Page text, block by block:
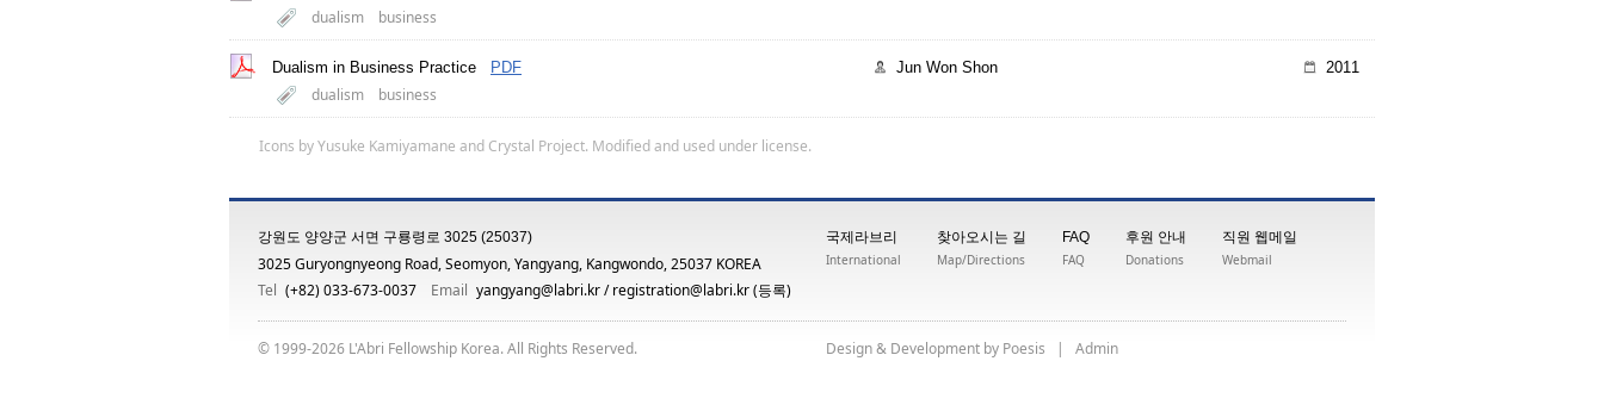
dualism business
Dualism in Business Practice PDF Jun Won Shon 2011
dualism business
Icons byYusuke Kamiyamane and Crystal Project. Modified and used under license.
강원도 양양군 서면 구룡령로 3025 (25037)
3025 Guryongnyeong Road, Seomyon, Yangyang, Kangwondo, 25037 KOREA
Tel (+82) 033-673-0037 Email yangyang@labri.kr/registration@labri.kr(등록)
국제라브리
International
찾아오시는 길
Map/Directions
FAQ
FAQ
후원 안내
Donations
직원 웹메일
Webmail
© 1999-2026 L'Abri Fellowship Korea. All Rights Reserved. nimdA
|
siseoP
yb tnempoleveD & ngiseD